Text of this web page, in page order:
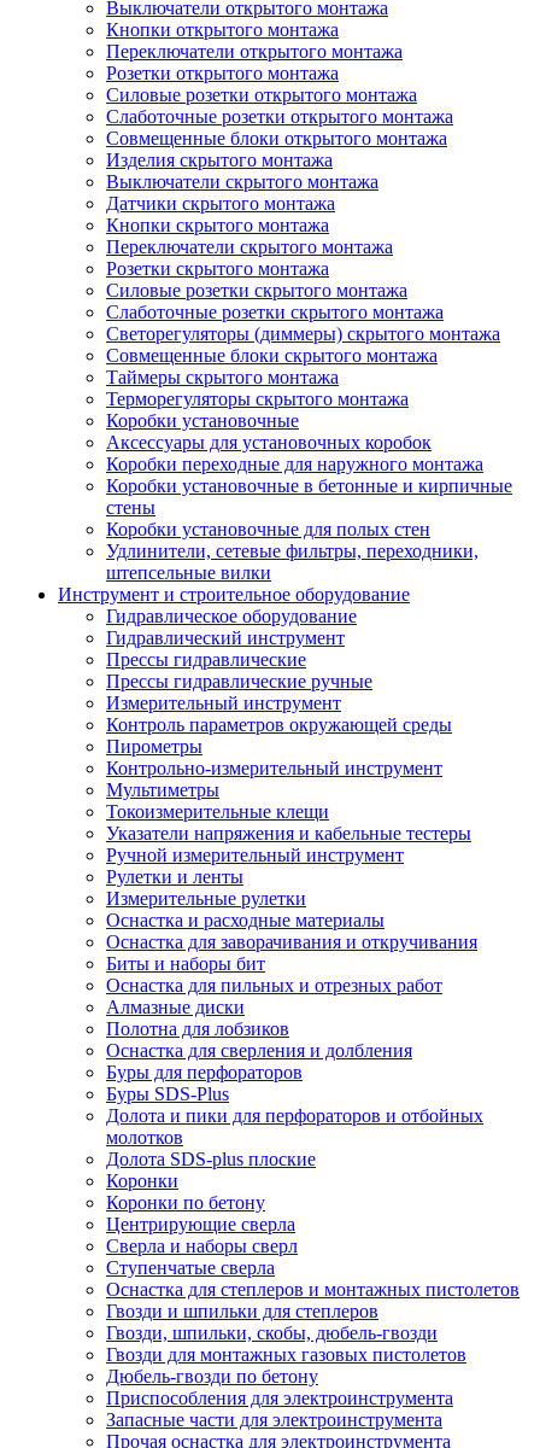
Выключатели открытого монтажа
Кнопки открытого монтажа
Переключатели открытого монтажа
Розетки открытого монтажа
Силовые розетки открытого монтажа
Слаботочные розетки открытого монтажа
Совмещенные блоки открытого монтажа
Изделия скрытого монтажа
Выключатели скрытого монтажа
Датчики скрытого монтажа
Кнопки скрытого монтажа
Переключатели скрытого монтажа
Розетки скрытого монтажа
Силовые розетки скрытого монтажа
Слаботочные розетки скрытого монтажа
Светорегуляторы (диммеры) скрытого монтажа
Совмещенные блоки скрытого монтажа
Таймеры скрытого монтажа
Терморегуляторы скрытого монтажа
Коробки установочные
Аксессуары для установочных коробок
Коробки переходные для наружного монтажа
Коробки установочные в бетонные и кирпичные
стены
Коробки установочные для полых стен
Удлинители, сетевые фильтры, переходники,
штепсельные вилки
Инструмент и строительное оборудование
Гидравлическое оборудование
Гидравлический инструмент
Прессы гидравлические
Прессы гидравлические ручные
Измерительный инструмент
Контроль параметров окружающей среды
Пирометры
Контрольно-измерительный инструмент
Мультиметры
Токоизмерительные клещи
Указатели напряжения и кабельные тестеры
Ручной измерительный инструмент
Рулетки и ленты
Измерительные рулетки
Оснастка и расходные материалы
Оснастка для заворачивания и откручивания
Биты и наборы бит
Оснастка для пильных и отрезных работ
Алмазные диски
Полотна для лобзиков
Оснастка для сверления и долбления
Буры для перфораторов
Буры SDS-Plus
Долота и пики для перфораторов и отбойных
молотков
Долота SDS-plus плоские
Коронки
Коронки по бетону
Центрирующие сверла
Сверла и наборы сверл
Ступенчатые сверла
Оснастка для степлеров и монтажных пистолетов
Гвозди и шпильки для степлеров
Гвозди, шпильки, скобы, дюбель-гвозди
Гвозди для монтажных газовых пистолетов
Дюбель-гвозди по бетону
Приспособления для электроинструмента
Запасные части для электроинструмента
Прочая оснастка для электроинструмента